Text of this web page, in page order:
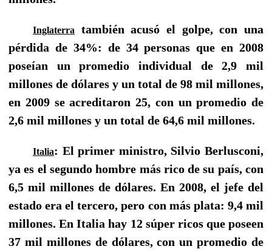
Inglaterra
también acusó el golpe, con una
pérdida de 34%: de 34 personas que en 2008
poseían un promedio individual de 2,9 mil
millones de dólares y un total de 98 mil millones,
en 2009 se acreditaron 25, con un promedio de
2,6 mil millones y un total de 64,6 mil millones.
Italia: El primer ministro, Silvio Berlusconi,
ya es el segundo hombre más rico de su país, con
6,5 mil millones de dólares. En 2008, el jefe del
estado era el tercero, pero con más plata: 9,4 mil
millones. En Italia hay 12 súper ricos que poseen
37 mil millones de dólares, con un promedio de